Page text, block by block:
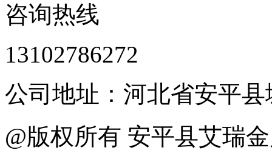
咨询热线
13102786272
公司地址：河北省安平
@版权所有 安平县艾瑞